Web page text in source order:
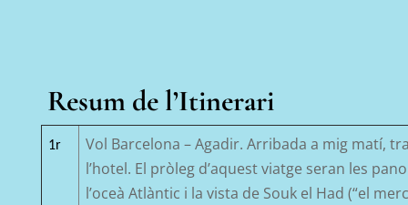
Resum de l’Itinerari
1r Vol Barcelona –Agadir. Arribada a migmatí,
l’hotel. El pròleg d’aquest viatge seran les
l’oceà Atlàntic i la vista de Soukel Had (“el